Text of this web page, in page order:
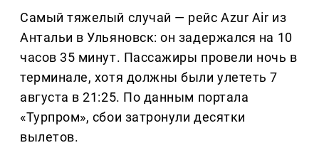
Самый тяжелый случай — рейс Azur Air из
Антальи в Ульяновск: он задержался на 10
часов 35 минут. Пассажиры провели ночь в
терминале, хотя должны были улететь 7
августа в 21:25. По данным портала
«Турпром», сбои затронули десятки
вылетов.